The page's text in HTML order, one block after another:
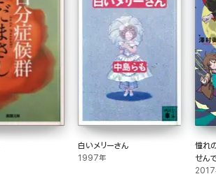
白いメリーさん
1997年
憧れ
せん
2017